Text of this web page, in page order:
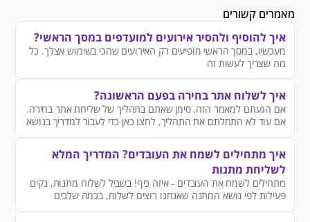
מאמרים קשורים
איך להוסיף ולהסיר אירועים למועדפים במסך הראשי?
מעכשיו, במסך הראשי מופיעים רק האירועים שהכי בשימוש אצלך. כל
מה שצריך לעשות זה
איך לשלוח אתר בחירה בפעם הראשונה?
אם הגעתם למאמר הזה, סימן שאתם בתהליך של שליחת אתר בחירה.
אם עוד לא התחלתם את התהליך, לחצו כאן כדי לעבור למדריך בנושא
איך להקים פעילות חדשה?
איך מתחילים לשמח את העובדים? המדריך המלא
לשליחת מתנות
מתחילים לשמח את העובדים - איזה כיף! בשביל לשלוח מתנות, נקים
פעילות לפי נושא המתנה שאנחנו רוצים לשלוח, בכמה שלבים